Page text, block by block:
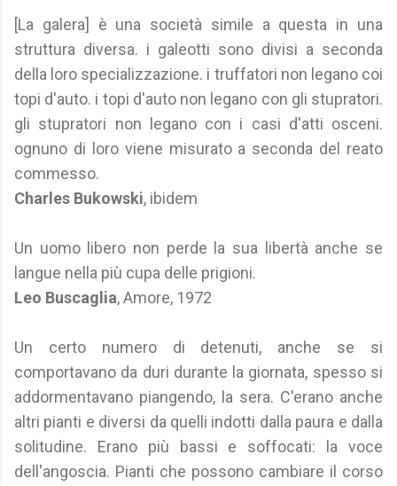
[La galera] è una società simile a questa in una
struttura diversa. i galeotti sono divisi a seconda
della loro specializzazione. i truffatori non legano coi
topi d'auto. i topi d'auto non legano con gli stupratori.
gli stupratori non legano con i casi d'atti osceni.
ognuno di loro viene misurato a seconda del reato
commesso.
Charles Bukowski, ibidem
Un uomo libero non perde la sua libertà anche se
langue nella più cupa delle prigioni.
Leo Buscaglia, Amore, 1972
Un certo numero di detenuti, anche se si
comportavano da duri durante la giornata, spesso si
addormentavano piangendo, la sera. C'erano anche
altri pianti e diversi da quelli indotti dalla paura e dalla
solitudine. Erano più bassi e soffocati: la voce
dell'angoscia. Pianti che possono cambiare il corso